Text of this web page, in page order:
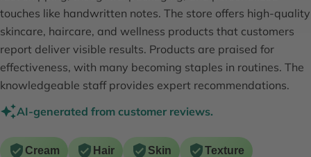
touches like handwritten notes. The store offers high-quality
skincare, haircare, and wellness products that customers
report deliver visible results. Products are praised for
effectiveness, with many becoming staples in routines. The
knowledgeable staff provides expert recommendations.
AI-generated from customer reviews.
Cream Hair Skin Texture